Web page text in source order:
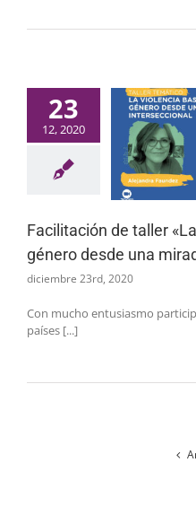
23
12, 2020
Facilitación de taller
género desde una
diciembre 23rd, 2020
Con mucho entusiasmo
países [...]